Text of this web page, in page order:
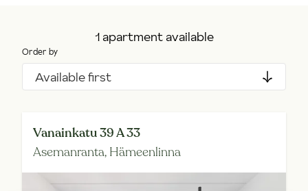
1 apartment available
Order by
Available first
Vanainkatu 39 A 33
Asemanranta, Hämeenlinna